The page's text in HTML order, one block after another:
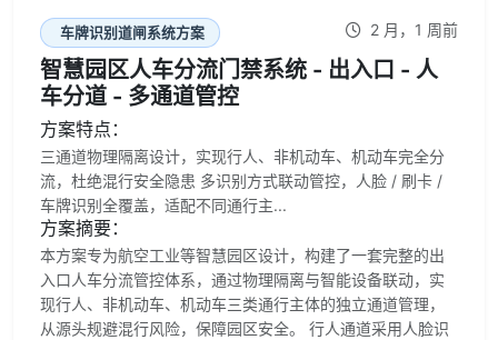
车牌识别道闸系统方案 2 月，1 周前
智慧园区人车分流门禁系统 - 出入口 - 人
车分道 - 多通道管控
方案特点：
三通道物理隔离设计，实现行人、非机动车、机动车完全分
流，杜绝混行安全隐患 多识别方式联动管控，人脸 / 刷卡 /
车牌识别全覆盖，适配不同通行主...
方案摘要：
本方案专为航空工业等智慧园区设计，构建了一套完整的出
入口人车分流管控体系，通过物理隔离与智能设备联动，实
现行人、非机动车、机动车三类通行主体的独立通道管理，
从源头规避混行风险，保障园区安全。 行人通道采用人脸识